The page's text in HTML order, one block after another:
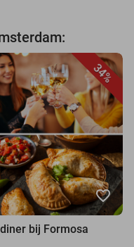
34%
favorite_border
bij Formosa